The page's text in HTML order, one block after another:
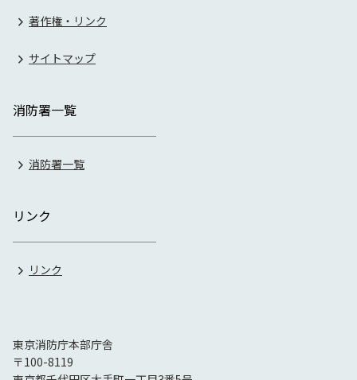
著作権・リンク
サイトマップ
消防署一覧
消防署一覧
リンク
リンク
東京消防庁本部庁舎
〒100-8119